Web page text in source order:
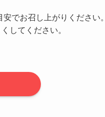
でお召し上がりください。
してください。